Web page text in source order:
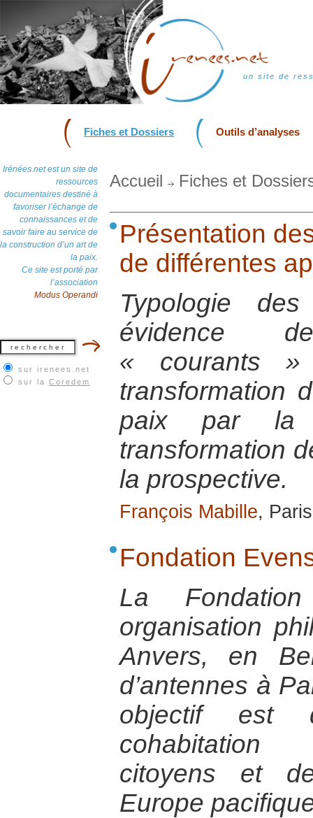
un site de
Fiches et Dossiers Outils d’analyses
Irénées.net est un site de
ressources
documentaires destiné à
favoriser l’échange de
connaissances et de
savoir faire au service de
la construction d’un art de
la paix.
Ce site est porté par
l’association
Modus Operandi
sur irenees.net
sur la Coredem
Accueil Fiches et
Présentation
de différentes
Typologie
évidence
« courants
transformation
paix par la
transformation
la prospective.
François Mabille,
Fondation
La
organisation
Anvers, en
d’antennes à
objectif est
cohabitation
citoyens et
Europe